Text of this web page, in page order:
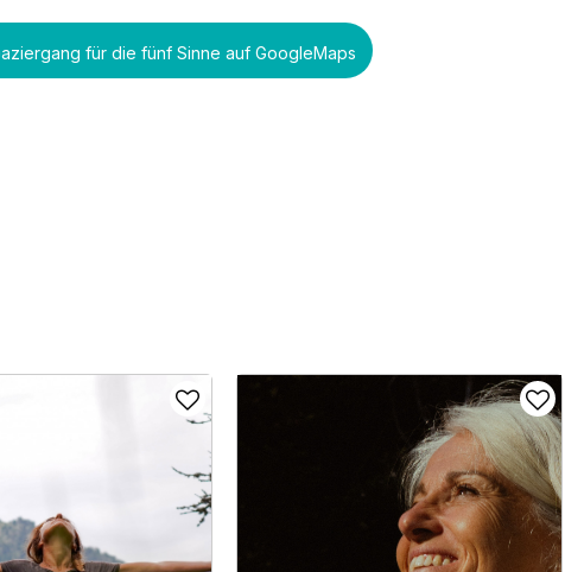
für die fünf Sinne auf GoogleMaps